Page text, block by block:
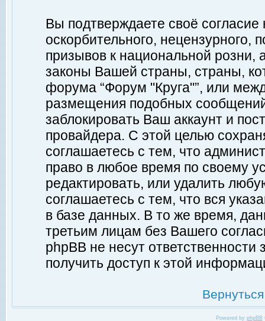
Вы подтверждаете своё
оскорбительного, нецензурного,
призывов к национальной
законы Вашей страны, страны,
форума “Форум "Круга"”, или
размещения подобных
заблокировать Ваш аккаунт и
провайдера. С этой целью
соглашаетесь с тем, что
право в любое время по своему
редактировать, или удалить
соглашаетесь с тем, что вся
в базе данных. В то же время,
третьим лицам без Вашего
phpBB не несут ответственности
получить доступ к этой
Powered by phpBB